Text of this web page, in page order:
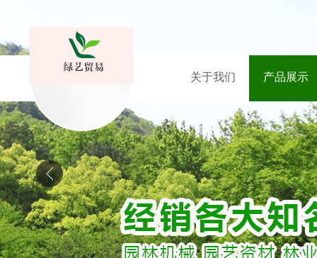
关于我们 产品展示